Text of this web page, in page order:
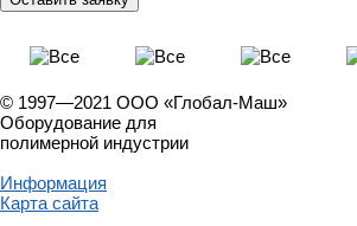
© 1997—2021 ООО «Глобал-Маш»
Оборудование для
полимерной индустрии
Информация
Карта сайта